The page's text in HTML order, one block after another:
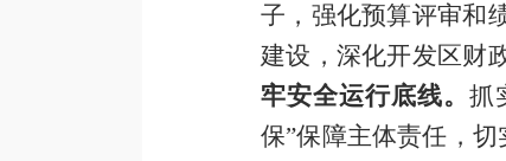
子，强化预算评审和
建设，深化开发区财
牢安全运行底线。抓
保”保障主体责任，